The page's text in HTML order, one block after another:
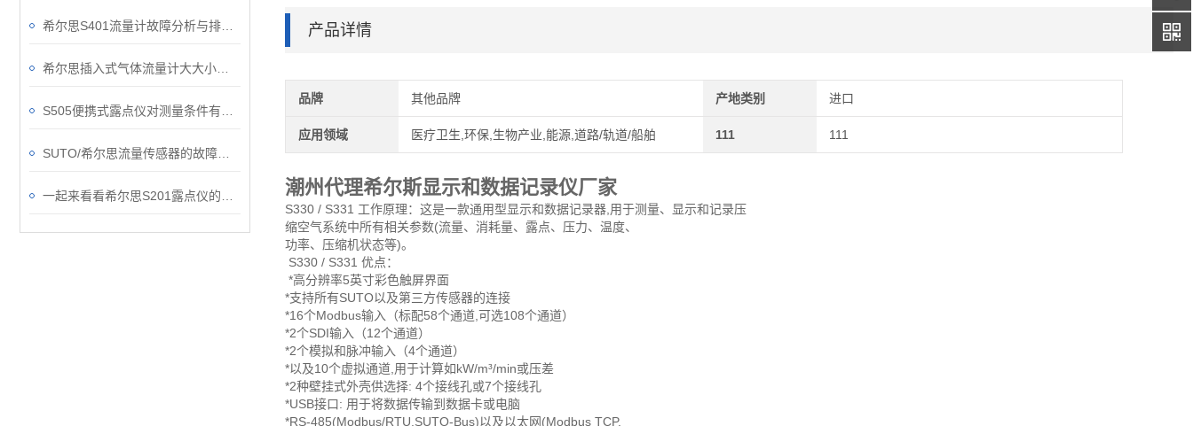
产品详情
品牌 其他品牌 产地类别 进口
应用领域 医疗卫生,环保,生物产业,能源,道路/轨道/船舶 111 111
潮州代理希尔斯显示和数据记录仪厂家
S330 / S3​31 工作原理：这是一款通用型显示和数据记录器,用于测量、显示和记录压
缩空气系统中所有相关参数(流量、消耗量、露点、压力、温度、
功率、压缩机状态等)。
S330 / S331 优点：
*高分辨率5英寸彩色触屏界面
*支持所有SUTO以及第三方传感器的连接
*16个Modbus输入（标配58个通道,可选108个通道）
*2个SDI输入（12个通道）
*2个模拟和脉冲输入（4个通道）
*以及10个虚拟通道,用于计算如kW/m³/min或压差
*2种壁挂式外壳供选择: 4个接线孔或7个接线孔
*USB接口: 用于将数据传输到数据卡或电脑
*RS-485(Modbus/RTU,SUTO-Bus)以及以太网(Modbus TCP,